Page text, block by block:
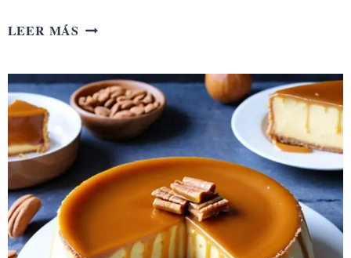
LEER MÁS TARTA
Y
NATA
CON
BIZCOCHO
ESPONJOSO